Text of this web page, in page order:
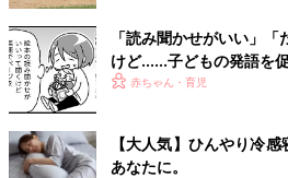
「読み聞かせがいい」
けど……子どもの発語を
う子育て ＃64』
赤ちゃん・育児
【大人気】ひんやり冷
あなたに。